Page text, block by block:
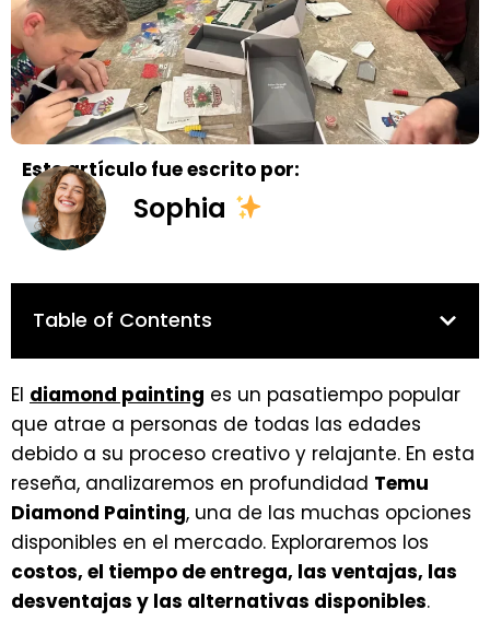
Este artículo fue escrito por:
Sophia
Table of Contents
El diamond painting es un pasatiempo popular
que atrae a personas de todas las edades
debido a su proceso creativo y relajante. En esta
reseña, analizaremos en profundidad Temu
Diamond Painting, una de las muchas opciones
disponibles en el mercado. Exploraremos los
costos, el tiempo de entrega, las ventajas, las
desventajas y las alternativas disponibles.